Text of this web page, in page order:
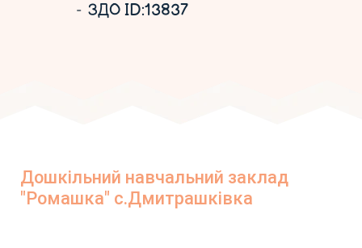
ЗДО ID:13837
Дошкільний навчальний заклад
"Ромашка" с.Дмитрашківка